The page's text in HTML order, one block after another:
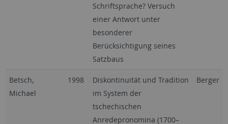
Schriftsprache? Versuch
einer Antwort unter
besonderer
Berücksichtigung seines
Satzbaus
Betsch,
Michael
1998
Diskontinuität und Tradition
im System der
tschechischen
Anredepronomina (1700–
Berger